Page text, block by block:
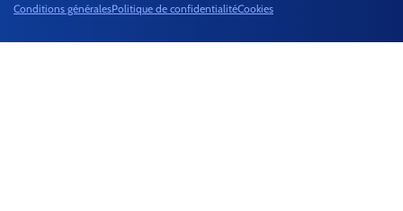
Conditions généralesPolitique de confidentialitéCookies